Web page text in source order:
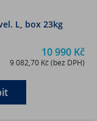
L, box 23kg
10 990 Kč
9 082,70 Kč (bez DPH)